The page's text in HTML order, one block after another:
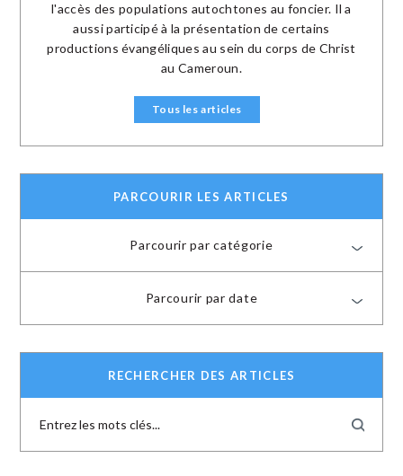
l'accès des populations autochtones au foncier. Il a
aussi participé à la présentation de certains
productions évangéliques au sein du corps de Christ
au Cameroun.
Tous les articles
PARCOURIR LES ARTICLES
Parcourir par catégorie
Parcourir par date
RECHERCHER DES ARTICLES